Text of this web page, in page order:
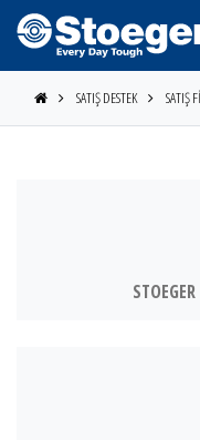
SATIŞ DESTEK SATIŞ